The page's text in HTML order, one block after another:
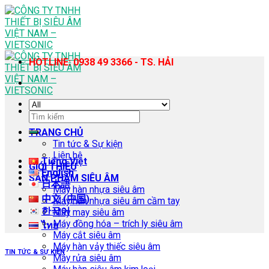
Skip
to
content
TRANG CHỦ
Tin tức & Sự kiện
Liên hệ
GIỚI THIỆU
SẢN PHẨM SIÊU ÂM
Máy hàn nhựa siêu âm
Máy hàn nhựa siêu âm cầm tay
Máy may siêu âm
Máy đồng hóa – trích ly siêu âm
Máy cắt siêu âm
Máy hàn vảy thiếc siêu âm
Máy rửa siêu âm
HOTLINE: 0938 49 3366 - TS. HẢI
Tìm
kiếm:
Tiếng Việt
English
日本語
中文 (中国)
한국어
ไทย
TIN TỨC & SỰ KIỆN